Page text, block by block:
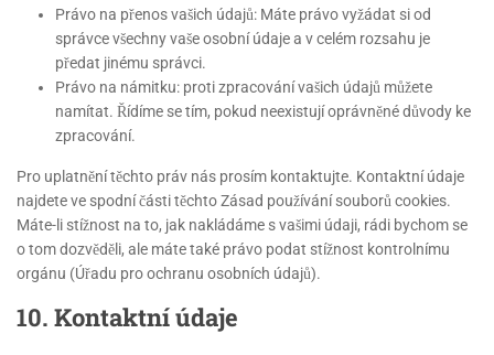
Právo na přenos vašich údajů: Máte právo vyžádat si od
správce všechny vaše osobní údaje a v celém rozsahu je
předat jinému správci.
Právo na námitku: proti zpracování vašich údajů můžete
namítat. Řídíme se tím, pokud neexistují oprávněné důvody ke
zpracování.
Pro uplatnění těchto práv nás prosím kontaktujte. Kontaktní údaje
najdete ve spodní části těchto Zásad používání souborů cookies.
Máte-li stížnost na to, jak nakládáme s vašimi údaji, rádi bychom se
o tom dozvěděli, ale máte také právo podat stížnost kontrolnímu
orgánu (Úřadu pro ochranu osobních údajů).
10. Kontaktní údaje